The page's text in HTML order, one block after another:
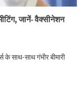
जानें- वैक्सीनेशन
साथ-साथ गंभीर बीमारी